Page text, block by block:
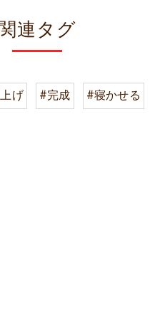
連タグ
げ #完成 #寝かせる